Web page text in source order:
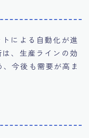
による自動化が進
、生産ラインの効
今後も需要が高ま